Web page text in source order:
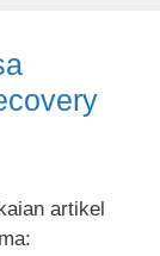
artikel